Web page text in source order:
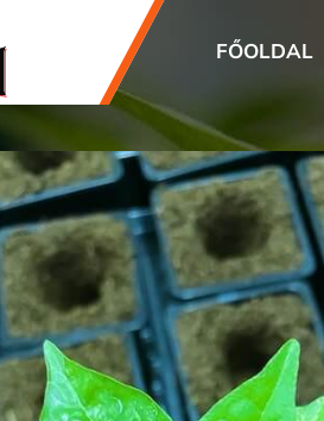
FŐOLDAL